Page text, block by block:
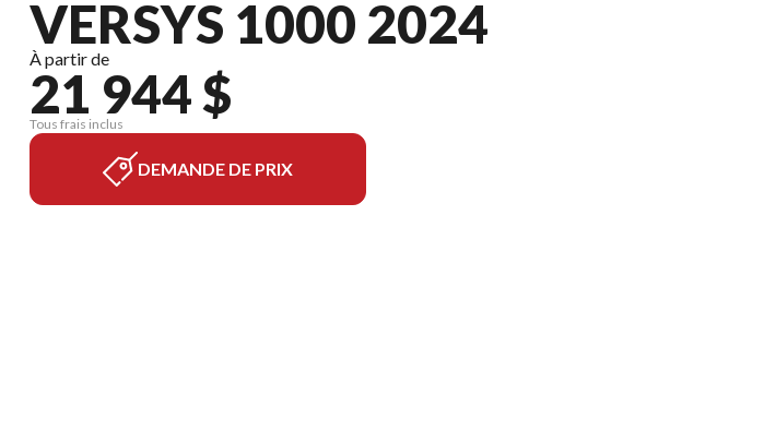
VERSYS 1000 2024
À partir de
21 944 $
Tous frais inclus
DEMANDE DE PRIX